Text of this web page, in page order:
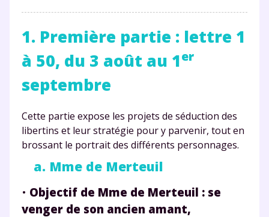
1. Première partie : lettre 1
à 50, du 3 août au 1er
septembre
Cette partie expose les projets de séduction des
libertins et leur stratégie pour y parvenir, tout en
brossant le portrait des différents personnages.
a. Mme de Merteuil
• Objectif de Mme de Merteuil : se
venger de son ancien amant,